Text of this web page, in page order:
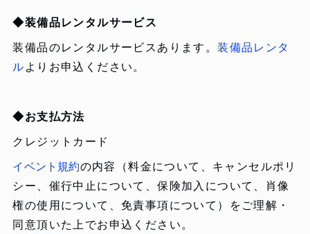
◆装備品レンタルサービス
装備品のレンタルサービスあります。装備品レンタ
ルよりお申込ください。
◆お支払方法
クレジットカード
イベント規約の内容（料金について、キャンセルポリ
シー、催行中止について、保険加入について、肖像
権の使用について、免責事項について）をご理解・
同意頂いた上でお申込ください。